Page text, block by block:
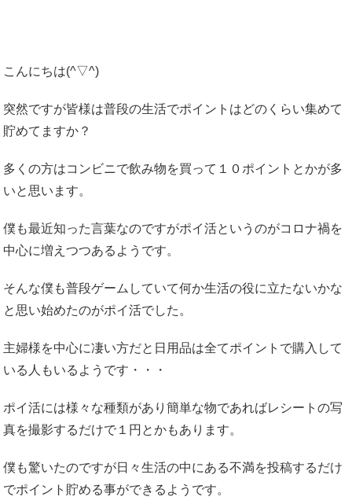
こんにちは(^▽^)
突然ですが皆様は普段の生活でポイントはどのくらい集めて
貯めてますか？
多くの方はコンビニで飲み物を買って１０ポイントとかが多
いと思います。
僕も最近知った言葉なのですがポイ活というのがコロナ禍を
中心に増えつつあるようです。
そんな僕も普段ゲームしていて何か生活の役に立たないかな
と思い始めたのがポイ活でした。
主婦様を中心に凄い方だと日用品は全てポイントで購入して
いる人もいるようです・・・
ポイ活には様々な種類があり簡単な物であればレシートの写
真を撮影するだけで１円とかもあります。
僕も驚いたのですが日々生活の中にある不満を投稿するだけ
でポイント貯める事ができるようです。